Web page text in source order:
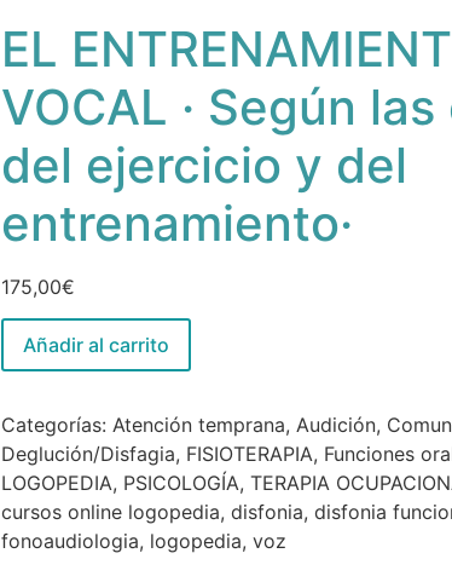
EL
VOCAL · Según
del ejercicio y del
entrenamiento·
175,00€
Añadir al carrito
Categorías: Atención temprana, Audición,
Deglución/Disfagia, FISIOTERAPIA, Funciones
LOGOPEDIA, PSICOLOGÍA, TERAPIA
cursos online logopedia, disfonia, disfonia
fonoaudiologia, logopedia, voz